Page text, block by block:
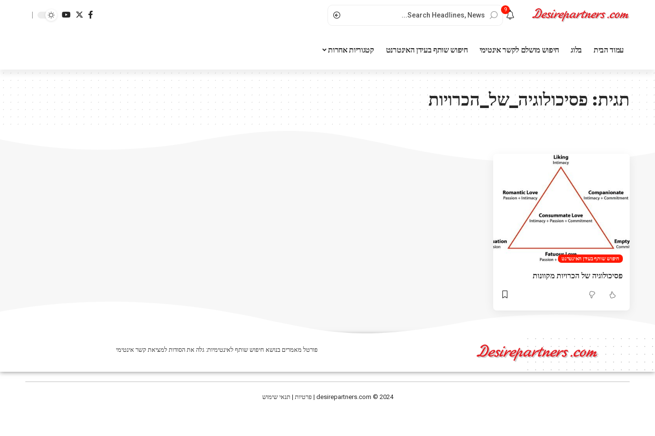
9
עמוד הבית בלוג חיפוש מושלם לקשר אינטימי חיפוש שותף בעידן האינטרנט קטגוריות אחרות
תגית:פסיכולוגיה_של_הכרויות
חיפוש שותף בעידן האינטרנט
פסיכולוגיה של הכרויות מקוונות
פורטל מאמרים בנושא חיפוש שותף לאינטימיות: גלה את הסודות למציאת קשר אינטימי
desirepartners.com © 2024 | פרטיות | תנאי שימוש